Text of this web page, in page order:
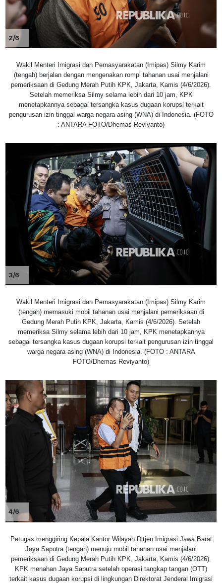
2/6
Wakil Menteri Imigrasi dan Pemasyarakatan (Imipas) Silmy Karim
(tengah) berjalan dengan mengenakan rompi tahanan usai menjalani
pemeriksaan di Gedung Merah Putih KPK, Jakarta, Kamis (4/6/2026).
Setelah memeriksa Silmy selama lebih dari 10 jam, KPK
menetapkannya sebagai tersangka kasus dugaan korupsi terkait
pengurusan izin tinggal warga negara asing (WNA) di Indonesia. (FOTO
: ANTARA FOTO/Dhemas Reviyanto)
3/6
Wakil Menteri Imigrasi dan Pemasyarakatan (Imipas) Silmy Karim
(tengah) memasuki mobil tahanan usai menjalani pemeriksaan di
Gedung Merah Putih KPK, Jakarta, Kamis (4/6/2026). Setelah
memeriksa Silmy selama lebih dari 10 jam, KPK menetapkannya
sebagai tersangka kasus dugaan korupsi terkait pengurusan izin tinggal
warga negara asing (WNA) di Indonesia. (FOTO : ANTARA
FOTO/Dhemas Reviyanto)
4/6
Petugas menggiring Kepala Kantor Wilayah Ditjen Imigrasi Jawa Barat
Jaya Saputra (tengah) menuju mobil tahanan usai menjalani
pemeriksaan di Gedung Merah Putih KPK, Jakarta, Kamis (4/6/2026).
KPK menahan Jaya Saputra setelah operasi tangkap tangan (OTT)
terkait kasus dugaan korupsi di lingkungan Direktorat Jenderal Imigrasi